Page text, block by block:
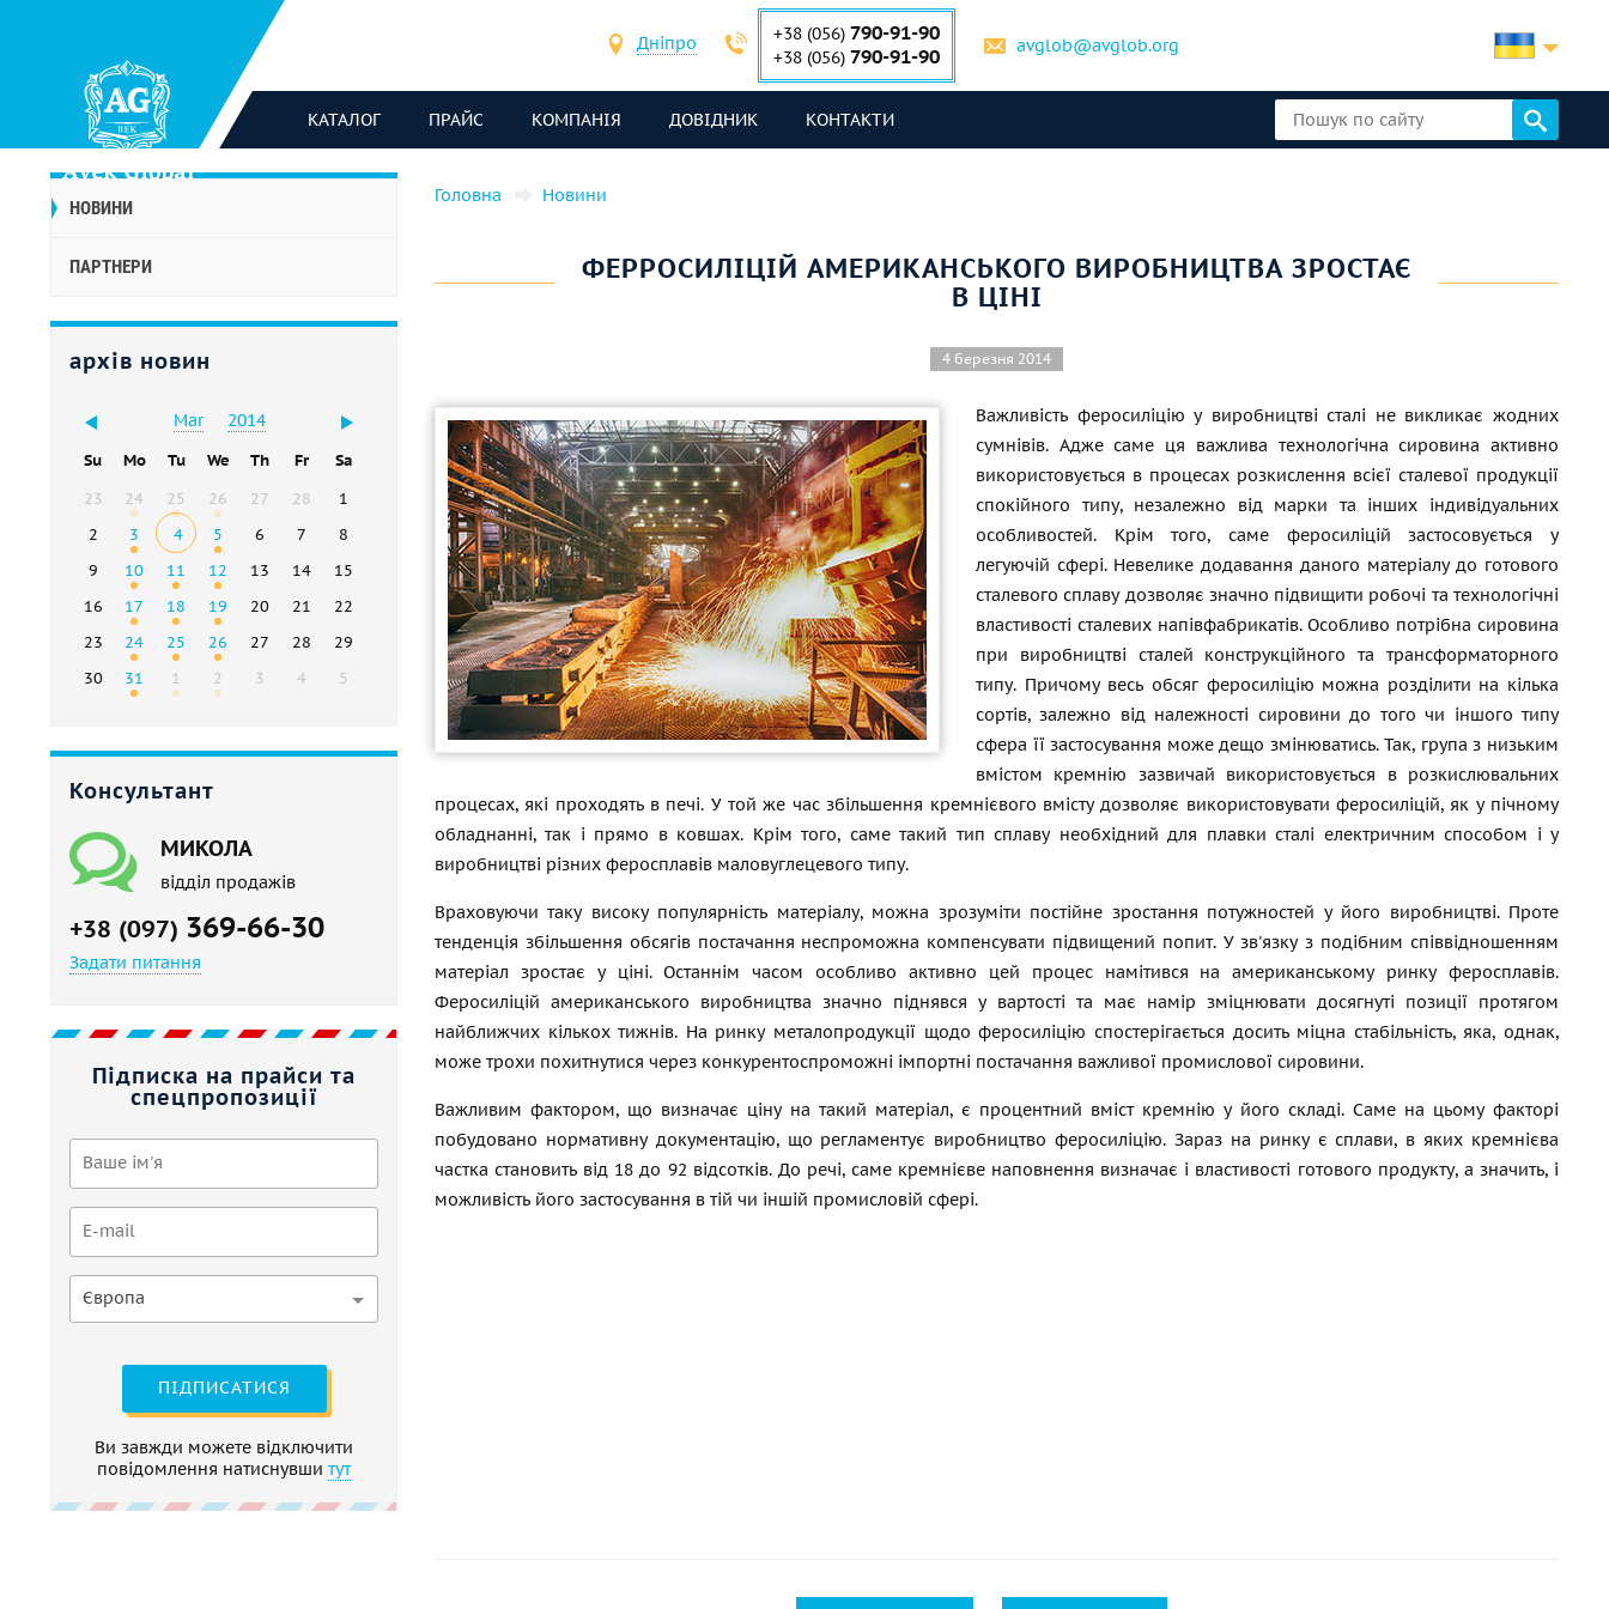
Дніпро +38 (056) 790-91-90
+38 (056) 790-91-90 avglob@avglob.org
КАТАЛОГ ПРАЙС КОМПАНІЯ ДОВІДНИК КОНТАКТИ
НОВИНИ
ПАРТНЕРИ
архів новин
Mar 2014
Su Mo Tu We Th Fr
Sa
23
24 25 26 27 28
1
2
3 4 5 6 7
8
9
10 11 12 13 14
15
16
17 18 19 20 21
22
23
24 25 26 27 28
29
30
31 1 2 3 4 5
Консультант
МИКОЛА
відділ продажів
+38 (097) 369-66-30
Задати питання
Підписка на прайси та
спецпропозиції
Європа
ПІДПИСАТИСЯ
Ви завжди можете відключити
повідомлення натиснувши тут
Головна Новини
ФЕРРОСИЛІЦІЙ АМЕРИКАНСЬКОГО ВИРОБНИЦТВА ЗРОСТАЄ
В ЦІНІ
4 березня 2014
Важливість феросиліцію у виробництві сталі не викликає жодних
сумнівів. Адже саме ця важлива технологічна сировина активно
використовується в процесах розкислення всієї сталевої продукції
спокійного типу, незалежно від марки та інших індивідуальних
особливостей. Крім того, саме феросиліцій застосовується у
легуючій сфері. Невелике додавання даного матеріалу до готового
сталевого сплаву дозволяє значно підвищити робочі та технологічні
властивості сталевих напівфабрикатів. Особливо потрібна сировина
при виробництві сталей конструкційного та трансформаторного
типу. Причому весь обсяг феросиліцію можна розділити на кілька
сортів, залежно від належності сировини до того чи іншого типу
сфера її застосування може дещо змінюватись. Так, група з низьким
вмістом кремнію зазвичай використовується в розкислювальних
процесах, які проходять в печі. У той же час збільшення кремнієвого вмісту дозволяє використовувати феросиліцій, як у пічному
обладнанні, так і прямо в ковшах. Крім того, саме такий тип сплаву необхідний для плавки сталі електричним способом і у
виробництві різних феросплавів маловуглецевого типу.
Враховуючи таку високу популярність матеріалу, можна зрозуміти постійне зростання потужностей у його виробництві. Проте
тенденція збільшення обсягів постачання неспроможна компенсувати підвищений попит. У зв'язку з подібним співвідношенням
матеріал зростає у ціні. Останнім часом особливо активно цей процес намітився на американському ринку феросплавів.
Феросиліцій американського виробництва значно піднявся у вартості та має намір зміцнювати досягнуті позиції протягом
найближчих кількох тижнів. На ринку металопродукції щодо феросиліцію спостерігається досить міцна стабільність, яка, однак,
може трохи похитнутися через конкурентоспроможні імпортні постачання важливої промислової сировини.
Важливим фактором, що визначає ціну на такий матеріал, є процентний вміст кремнію у його складі. Саме на цьому факторі
побудовано нормативну документацію, що регламентує виробництво феросиліцію. Зараз на ринку є сплави, в яких кремнієва
частка становить від 18 до 92 відсотків. До речі, саме кремнієве наповнення визначає і властивості готового продукту, а значить, і
можливість його застосування в тій чи іншій промисловій сфері.